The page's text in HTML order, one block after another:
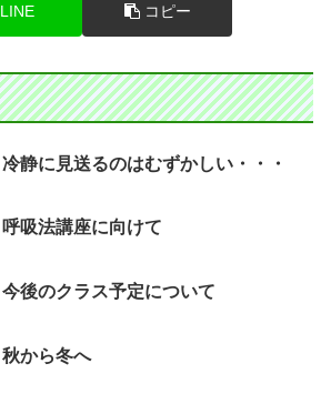
LINE コピー
冷静に見送るのはむずかしい・・・
呼吸法講座に向けて
今後のクラス予定について
秋から冬へ